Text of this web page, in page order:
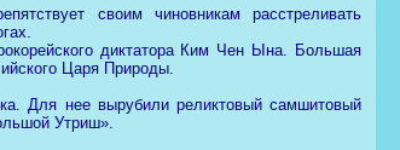
своим чиновникам расстреливать
диктатора Ким Чен Ына. Большая
Царя Природы.
Для нее вырубили реликтовый самшитовый
Утриш».